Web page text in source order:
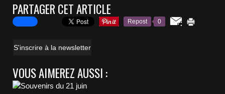
PARTAGER CET ARTICLE
Repost 0
S'inscrire à la newsletter
VOUS AIMEREZ AUSSI :